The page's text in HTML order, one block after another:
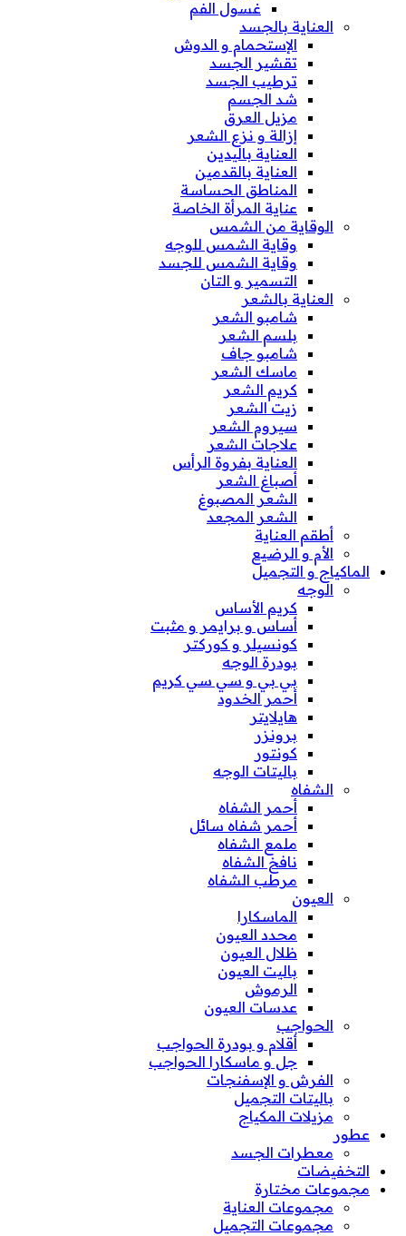
غسول الفم
العناية بالجسد
الإستحمام و الدوش
تقشير الجسد
ترطيب الجسد
شد الجسم
مزيل العرق
إزالة و نزع الشعر
العناية باليدين
العناية بالقدمين
المناطق الحساسة
عناية المرأة الخاصة
الوقاية من الشمس
وقاية الشمس للوجه
وقاية الشمس للجسد
التسمير و التان
العناية بالشعر
شامبو الشعر
بلسم الشعر
شامبو جاف
ماسك الشعر
كريم الشعر
زيت الشعر
سيروم الشعر
علاجات الشعر
العناية بفروة الرأس
أصباغ الشعر
الشعر المصبوغ
الشعر المجعد
أطقم العناية
الأم و الرضيع
الماكياج و التجميل
الوجه
كريم الأساس
أساس و برايمر و مثبت
كونسيلر و كوركتر
بودرة الوجه
بي بي و سي سي كريم
أحمر الخدود
هايلايتر
برونزر
كونتور
باليتات الوجه
الشفاه
أحمر الشفاه
أحمر شفاه سائل
ملمع الشفاه
نافخ الشفاه
مرطب الشفاه
العيون
الماسكارا
محدد العيون
ظلال العيون
باليت العيون
الرموش
عدسات العيون
الحواجب
أقلام و بودرة الحواجب
جل و ماسكارا الحواجب
الفرش و الإسفنجات
باليتات التجميل
مزيلات المكياج
عطور
معطرات الجسد
التخفيضات
مجموعات مختارة
مجموعات العناية
مجموعات التجميل